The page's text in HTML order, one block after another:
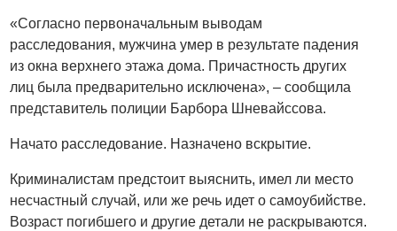
«Согласно первоначальным выводам
расследования, мужчина умер в результате падения
из окна верхнего этажа дома. Причастность других
лиц была предварительно исключена», – сообщила
представитель полиции Барбора Шневайссова.
Начато расследование. Назначено вскрытие.
Криминалистам предстоит выяснить, имел ли место
несчастный случай, или же речь идет о самоубийстве.
Возраст погибшего и другие детали не раскрываются.